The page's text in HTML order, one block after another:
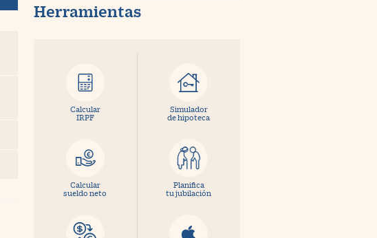
Herramientas
Calcular
IRPF
Simulador
de hipoteca
Calcular
sueldo neto
Planifica
tu jubilación